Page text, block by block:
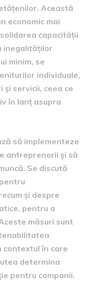
Această
economic mai
capacității
inegalităților
minim, se
individuale,
și servicii, ceea ce
în lanț asupra
să implementeze
antreprenorii și să
Se discută
și despre
pentru a
măsuri sunt
contextul în care
determina
pentru companii.